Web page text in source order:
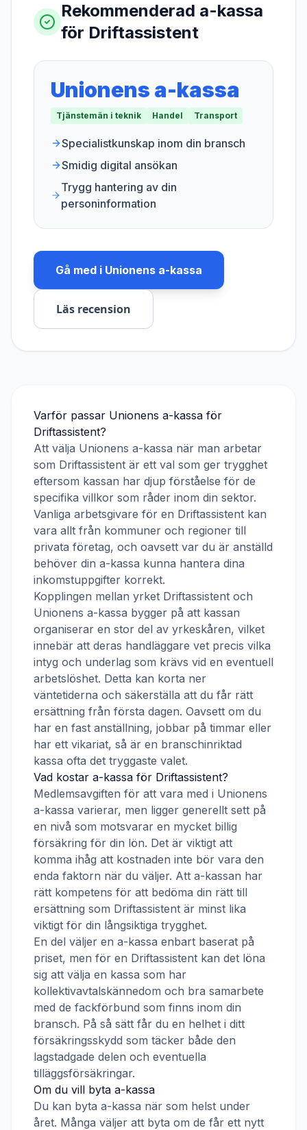
Rekommenderad a-kassa
för Driftassistent
Unionens a-kassa
Tjänstemän i teknik Handel Transport
Specialistkunskap inom din bransch
Smidig digital ansökan
Trygg hantering av din
personinformation
Gå med i Unionens a-kassa
Läs recension
Varför passar Unionens a-kassa för
Driftassistent?
Att välja Unionens a-kassa när man arbetar
som Driftassistent är ett val som ger trygghet
eftersom kassan har djup förståelse för de
specifika villkor som råder inom din sektor.
Vanliga arbetsgivare för en Driftassistent kan
vara allt från kommuner och regioner till
privata företag, och oavsett var du är anställd
behöver din a-kassa kunna hantera dina
inkomstuppgifter korrekt.
Kopplingen mellan yrket Driftassistent och
Unionens a-kassa bygger på att kassan
organiserar en stor del av yrkeskåren, vilket
innebär att deras handläggare vet precis vilka
intyg och underlag som krävs vid en eventuell
arbetslöshet. Detta kan korta ner
väntetiderna och säkerställa att du får rätt
ersättning från första dagen. Oavsett om du
har en fast anställning, jobbar på timmar eller
har ett vikariat, så är en branschinriktad
kassa ofta det tryggaste valet.
Vad kostar a-kassa för Driftassistent?
Medlemsavgiften för att vara med i Unionens
a-kassa varierar, men ligger generellt sett på
en nivå som motsvarar en mycket billig
försäkring för din lön. Det är viktigt att
komma ihåg att kostnaden inte bör vara den
enda faktorn när du väljer. Att a-kassan har
rätt kompetens för att bedöma din rätt till
ersättning som Driftassistent är minst lika
viktigt för din långsiktiga trygghet.
En del väljer en a-kassa enbart baserat på
priset, men för en Driftassistent kan det löna
sig att välja en kassa som har
kollektivavtalskännedom och bra samarbete
med de fackförbund som finns inom din
bransch. På så sätt får du en helhet i ditt
försäkringsskydd som täcker både den
lagstadgade delen och eventuella
tilläggsförsäkringar.
Om du vill byta a-kassa
Du kan byta a-kassa när som helst under
året. Många väljer att byta om de får ett nytt